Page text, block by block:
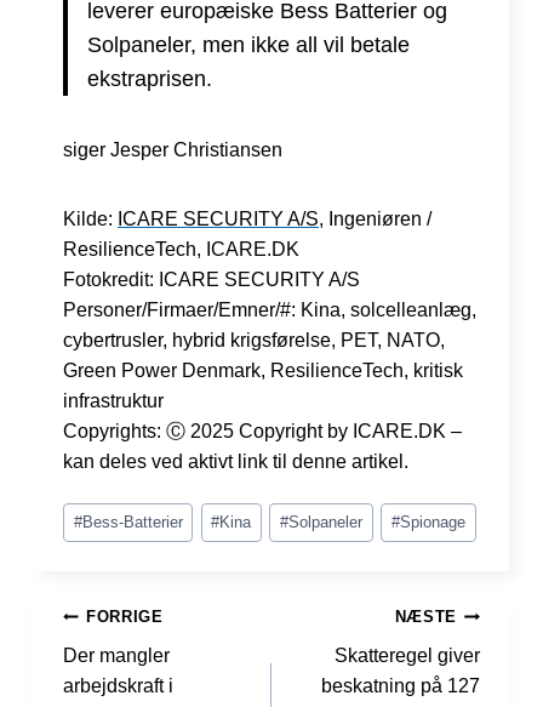
leverer europæiske Bess Batterier og
Solpaneler, men ikke all vil betale
ekstraprisen.
siger Jesper Christiansen
Kilde: ICARE SECURITY A/S, Ingeniøren /
ResilienceTech, ICARE.DK
Fotokredit: ICARE SECURITY A/S
Personer/Firmaer/Emner/#: Kina, solcelleanlæg,
cybertrusler, hybrid krigsførelse, PET, NATO,
Green Power Denmark, ResilienceTech, kritisk
infrastruktur
Copyrights: Ⓒ 2025 Copyright by ICARE.DK –
kan deles ved aktivt link til denne artikel.
Indlæg-
tags:
#Bess-Batterier #Kina #Solpaneler #Spionage
INDLÆGSNAVIGATION
FORRIGE
Der mangler
arbejdskraft i
NÆSTE
Skatteregel giver
beskatning på 127